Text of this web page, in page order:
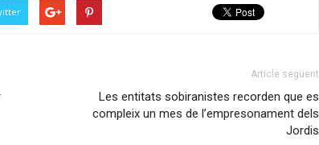
Article següent
Les entitats sobiranistes recorden que es
compleix un mes de l’empresonament dels
Jordis